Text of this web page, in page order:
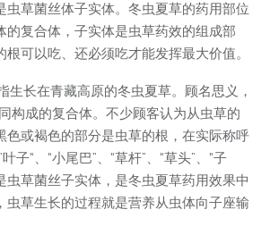
虫草菌丝体子实体。冬虫夏草的药用部位
的复合体，子实体是虫草药效的组成部
可以吃、还必须吃才能发挥最大价值。
生长在青藏高原的冬虫夏草。顾名思义，
同构成的复合体。不少顾客认为从虫草的
色或褐色的部分是虫草的根，在实际称呼
子“、“小尾巴”、“草杆”、“草头”、“子
虫草菌丝子实体，是冬虫夏草药用效果中
虫草生长的过程就是营养从虫体向子座输